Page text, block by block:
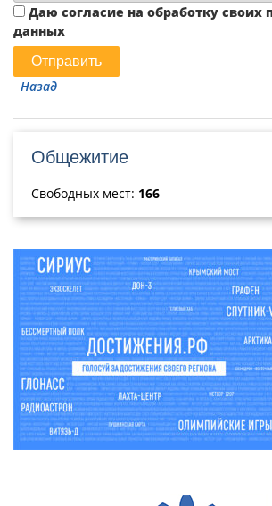
Даю согласие на обработку своих
данных
Назад
Общежитие
Свободных мест: 166